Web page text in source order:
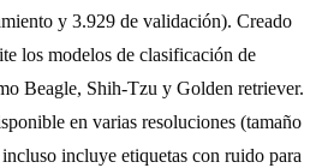
y 3.929 de validación). Creado
los modelos de clasificación de
Beagle, Shih-Tzu y Golden retriever.
en varias resoluciones (tamaño
incluye etiquetas con ruido para